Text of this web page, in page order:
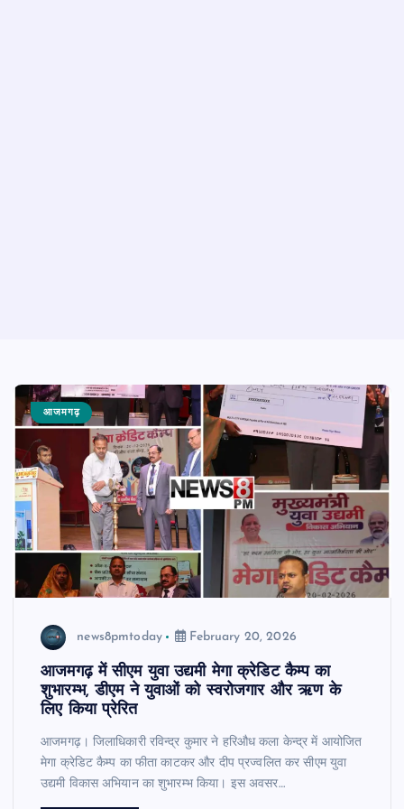
आजमगढ़
news8pmtoday February 20, 2026
आजमगढ़ में सीएम युवा उद्यमी मेगा क्रेडिट कैम्प का
शुभारम्भ, डीएम ने युवाओं को स्वरोजगार और ऋण के
लिए किया प्रेरित
आजमगढ़। जिलाधिकारी रविन्द्र कुमार ने हरिऔध कला केन्द्र में आयोजित
मेगा क्रेडिट कैम्प का फीता काटकर और दीप प्रज्वलित कर सीएम युवा
उद्यमी विकास अभियान का शुभारम्भ किया। इस अवसर…